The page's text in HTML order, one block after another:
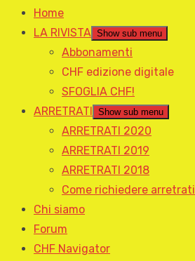
Home
LA RIVISTA Show sub menu
Abbonamenti
CHF edizione digitale
SFOGLIA CHF!
ARRETRATI
Show sub menu
ARRETRATI 2020
ARRETRATI 2019
ARRETRATI 2018
Come richiedere arretrati
Chi siamo
Forum
CHF Navigator